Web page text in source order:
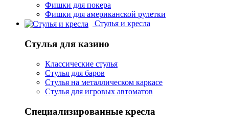
Фишки для покера
Фишки для американской рулетки
Стулья и кресла
Стулья для казино
Классические стулья
Стулья для баров
Стулья на металлическом каркасе
Стулья для игровых автоматов
Специализированные кресла